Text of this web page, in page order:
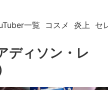
一覧 コスメ 炎上 セ
ディソン・レ